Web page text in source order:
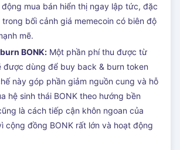
động mua bán hiển thị ngay lập tức, đặc
bối cảnh giá memecoin có biên độ
mẽ.
BONK: Một phần phí thu được từ
được dùng để buy back & burn token
này góp phần giảm nguồn cung và hỗ
hệ sinh thái BONK theo hướng bền
là cách tiếp cận khôn ngoan của
cộng đồng BONK rất lớn và hoạt động